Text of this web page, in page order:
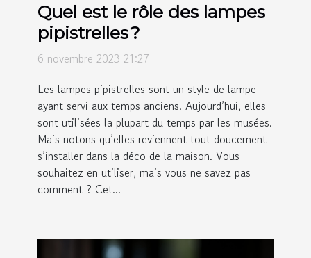
Quel est le rôle des lampes
pipistrelles ?
6 novembre 2023 21:27
Les lampes pipistrelles sont un style de lampe
ayant servi aux temps anciens. Aujourd’hui, elles
sont utilisées la plupart du temps par les musées.
Mais notons qu’elles reviennent tout doucement
s’installer dans la déco de la maison. Vous
souhaitez en utiliser, mais vous ne savez pas
comment ? Cet...